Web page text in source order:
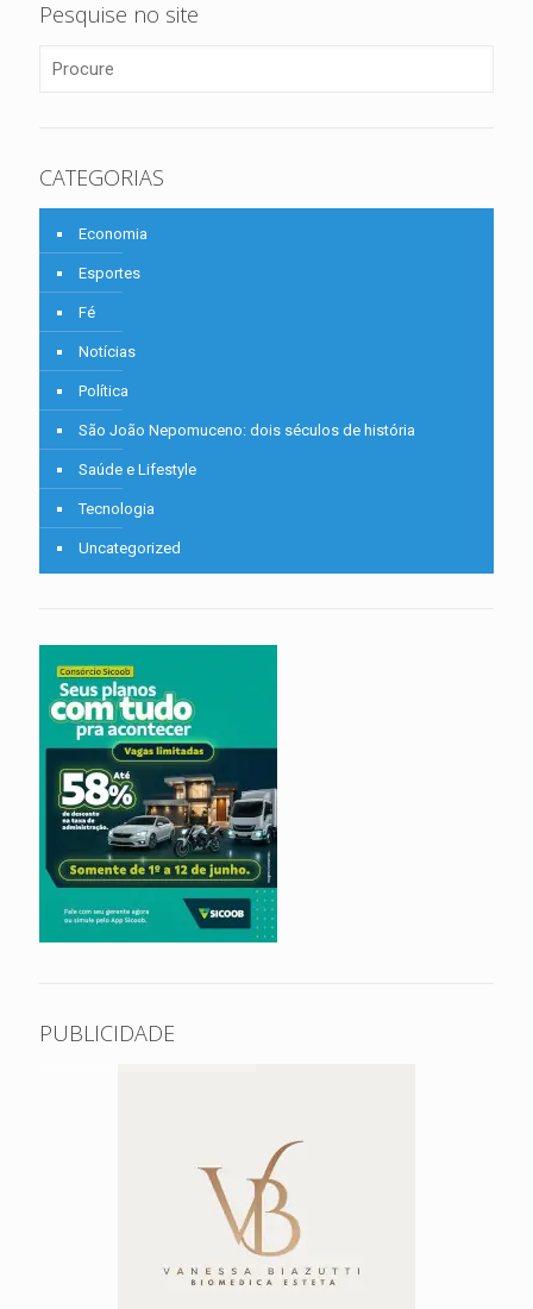
Pesquise no site
CATEGORIAS
Economia
Esportes
Fé
Notícias
Política
São João Nepomuceno: dois séculos de história
Saúde e Lifestyle
Tecnologia
Uncategorized
PUBLICIDADE